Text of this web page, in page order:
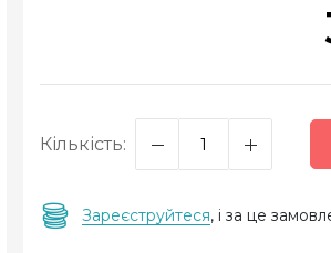
Кількість:
Зареєструйтеся, і за це